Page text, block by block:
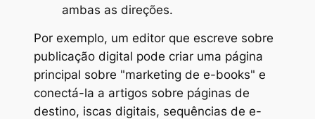
ambas as direções.
Por exemplo, um editor que escreve sobre
publicação digital pode criar uma página
principal sobre "marketing de e-books" e
conectá-la a artigos sobre páginas de
destino, iscas digitais, sequências de e-